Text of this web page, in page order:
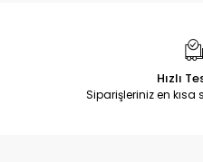
Hızlı
Siparişleriniz en kısa